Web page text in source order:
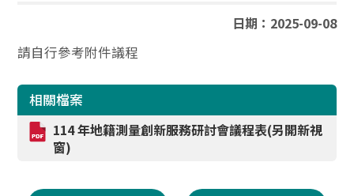
日期：2025-09-08
請自行參考附件議程
相關檔案
114 年地籍測量創新服務研討會議程表(另開新視
窗)